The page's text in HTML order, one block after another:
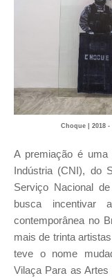
Choque | 2018
A premiação é uma
Indústria (CNI), do
Serviço Nacional
busca
contemporânea no
mais de trinta
teve o nome
Vilaça Para as